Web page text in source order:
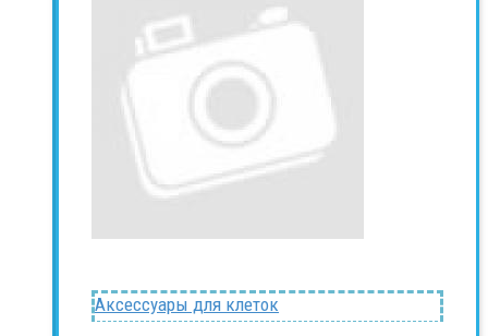
Аксессуары для клеток